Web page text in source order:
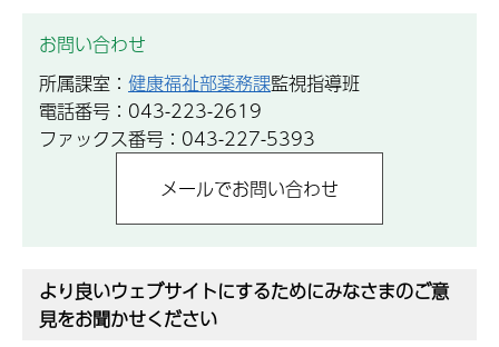
お問い合わせ
所属課室： 健康福祉部薬務課監視指導班
電話番号：043-223-2619
ファックス番号：043-227-5393
より良いウェブサイトにするためにみなさまのご意
見をお聞かせください